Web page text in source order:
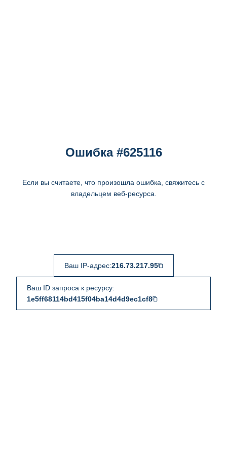
Ошибка #625116
Если вы считаете, что произошла ошибка, свяжитесь с
владельцем веб-ресурса.
Ваш IP-адрес:216.73.217.95
Ваш ID запроса к ресурсу:
1e5ff68114bd415f04ba14d4d9ec1cf8